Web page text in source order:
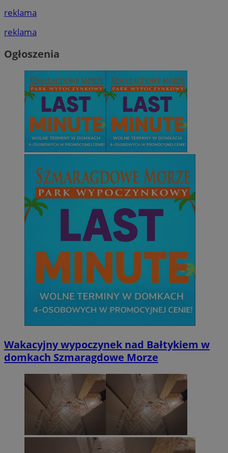
reklama
reklama
Ogłoszenia
Wakacyjny wypoczynek nad Bałtykiem w
domkach Szmaragdowe Morze